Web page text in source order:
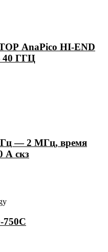
AnaPico HI-END
40 ГГЦ
Гц — 2 МГц, время
А скз
750C